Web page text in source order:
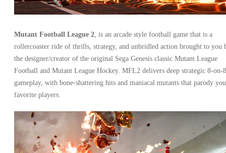
Mutant Football League 2, is an arcade style football game that is a
rollercoaster ride of thrills, strategy, and unbridled action brought to you
the designer/creator of the original Sega Genesis classic Mutant League
Football and Mutant League Hockey. MFL2 delivers deep strategic 8-on-8
gameplay, with bone-shattering hits and maniacal mutants that parody
favorite players.